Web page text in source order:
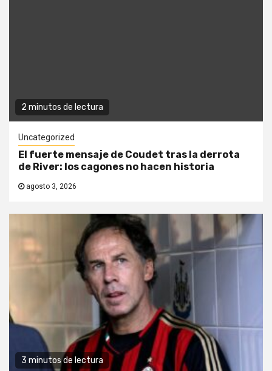
2 minutos de lectura
Uncategorized
El fuerte mensaje de Coudet tras la derrota
de River: los cagones no hacen historia
agosto 3, 2026
3 minutos de lectura